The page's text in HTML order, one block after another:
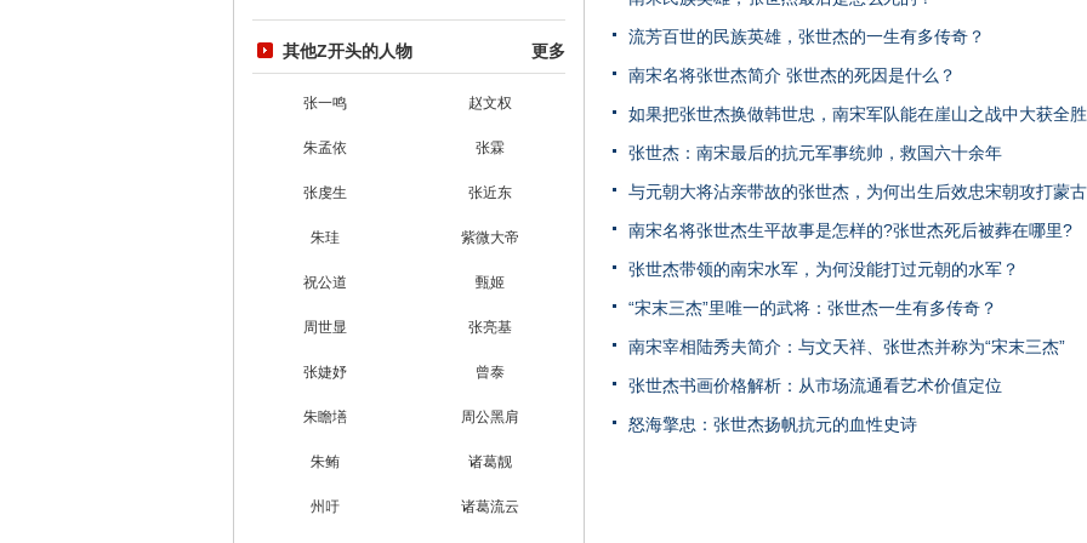
其他Z开头的人物 更多
张一鸣 赵文权
朱孟依 张霖
张虔生 张近东
朱珪 紫微大帝
祝公道 甄姬
周世显 张亮基
张婕妤 曾泰
朱瞻墡 周公黑肩
朱鲔 诸葛靓
州吁 诸葛流云
流芳百世的民族英雄，张世杰的一生有多传奇？
南宋名将张世杰简介 张世杰的死因是什么？
如果把张世杰换做韩世忠，南宋军队能在崖山之战中大获全
张世杰：南宋最后的抗元军事统帅，救国六十余年
与元朝大将沾亲带故的张世杰，为何出生后效忠宋朝攻打蒙
南宋名将张世杰生平故事是怎样的?张世杰死后被葬在哪里?
张世杰带领的南宋水军，为何没能打过元朝的水军？
“宋末三杰”里唯一的武将：张世杰一生有多传奇？
南宋宰相陆秀夫简介：与文天祥、张世杰并称为“宋末三杰”
张世杰书画价格解析：从市场流通看艺术价值定位
怒海擎忠：张世杰扬帆抗元的血性史诗